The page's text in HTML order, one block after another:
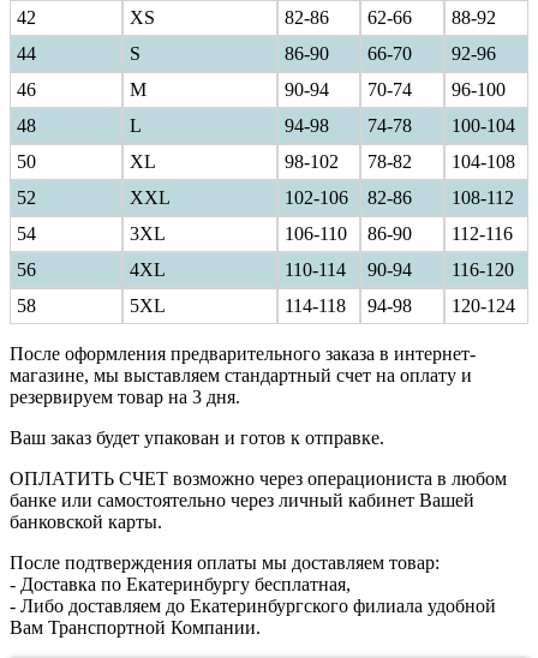
42 XS 82-86 62-66
88-92
44
S 86-90 66-70
92-96
46
M 90-94 70-74
96-100
48
L 94-98 74-78
100-104
50
XL 98-102 78-82
104-108
52
XXL 102-106 82-86
108-112
54
3XL 106-110 86-90
112-116
56
4XL 110-114 90-94
116-120
58
5XL 114-118 94-98 120-124
После оформления предварительного заказа в интернет-
магазине, мы выставляем стандартный счет на оплату и
резервируем товар на 3 дня.
Ваш заказ будет упакован и готов к отправке.
ОПЛАТИТЬ СЧЕТ возможно через операциониста в любом
банке или самостоятельно через личный кабинет Вашей
банковской карты.
После подтверждения оплаты мы доставляем товар:
- Доставка по Екатеринбургу бесплатная,
- Либо доставляем до Екатеринбургского филиала удобной
Вам Транспортной Компании.